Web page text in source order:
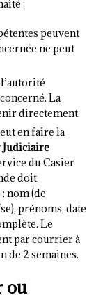
:
peuvent
ne peut
La
directement.
en faire la
Judiciaire
du Casier
doit
nom (de
prénoms, date
Le
par courrier à
de 2 semaines.
ou